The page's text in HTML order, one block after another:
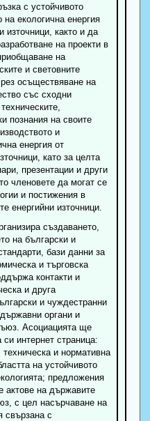
с устойчивото
на екологична енергия
източници, както и да
на проекти в
на
и световните
осъществяване на
със сходни
познания на своите
и
енергия от
като за целта
презентации и други
членовете да могат се
и постижения в
енергийни източници.
създаването,
на български и
бази данни за
и търговска
контакти и
и друга
и чуждестранни
органи и
Асоциацията ще
интернет страница:
и нормативна
на устойчивото
предложения
актове на държавите
с цел насърчаване на
свързана с